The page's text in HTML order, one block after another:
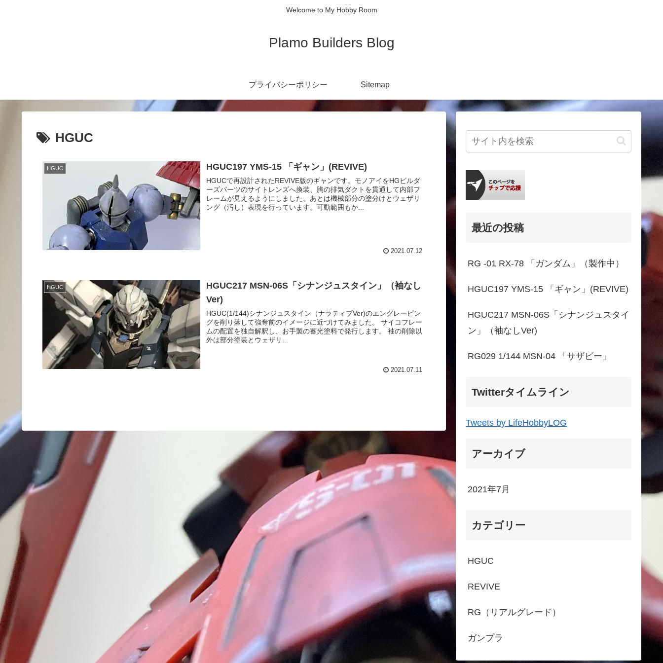
Welcome to My Hobby Room
Plamo Builders Blog
プライバシーポリシー Sitemap
HGUC
HGUC HGUC197 YMS-15 「ギャン」(REVIVE)
HGUCで再設計されたREVIVE版のギャンです。モノアイをHGビルダ
ーズパーツのサイトレンズへ換装、胸の排気ダクトを貫通して内部フ
レームが見えるようにしました。あとは機械部分の塗分けとウェザリ
ング（汚し）表現を行っています。可動範囲もか...
2021.07.12
HGUC
HGUC217 MSN-06S「シナンジュスタイン」（袖なし
Ver)
HGUC(1/144)シナンジュスタイン（ナラティブVer)のエングレービン
グを削り落して強奪前のイメージに近づけてみました。 サイコフレー
ムの配置を独自解釈し、お手製の蓄光塗料で発行します。 袖の削除以
外は部分塗装とウェザリ...
2021.07.11
最近の投稿
RG -01 RX-78 「ガンダム」（製作中）
HGUC197 YMS-15 「ギャン」(REVIVE)
HGUC217 MSN-06S「シナンジュスタイ
ン」（袖なしVer)
RG029 1/144 MSN-04 「サザビー」
Twitterタイムライン
Tweets by LifeHobbyLOG
アーカイブ
2021年7月
カテゴリー
HGUC
REVIVE
RG（リアルグレード）
ガンプラ